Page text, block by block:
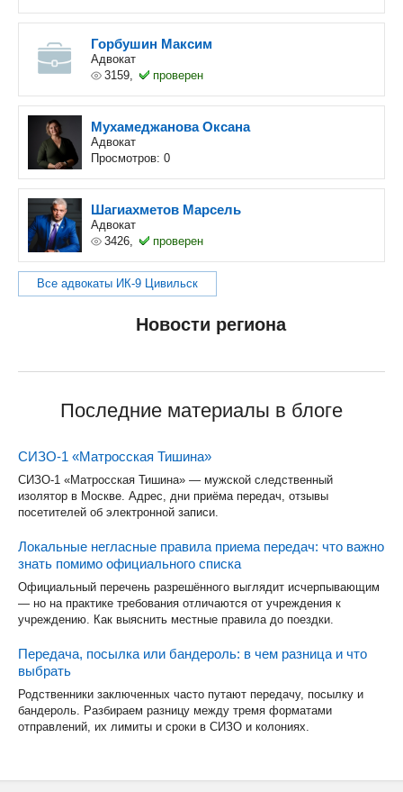
Горбушин Максим
Адвокат
3159,
проверен
Мухамеджанова Оксана
Адвокат
Просмотров: 0
Шагиахметов Марсель
Адвокат
3426,
проверен
Все адвокаты ИК-9 Цивильск
Новости региона
Последние материалы в блоге
СИЗО-1 «Матросская Тишина»
СИЗО-1 «Матросская Тишина» — мужской следственный
изолятор в Москве. Адрес, дни приёма передач, отзывы
посетителей об электронной записи.
Локальные негласные правила приема передач: что важно
знать помимо официального списка
Официальный перечень разрешённого выглядит исчерпывающим
— но на практике требования отличаются от учреждения к
учреждению. Как выяснить местные правила до поездки.
Передача, посылка или бандероль: в чем разница и что
выбрать
Родственники заключенных часто путают передачу, посылку и
бандероль. Разбираем разницу между тремя форматами
отправлений, их лимиты и сроки в СИЗО и колониях.